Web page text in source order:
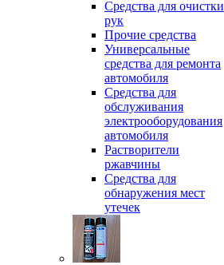
Средства для очистки
рук
Прочие средства
Универсальные
средства для ремонта
автомобиля
Средства для
обслуживания
электрооборудования
автомобиля
Растворители
ржавчины
Средства для
обнаружения мест
утечек